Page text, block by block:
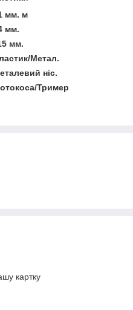
мм. м
мм.
мм.
Метал.
ніс.
Тример
картку